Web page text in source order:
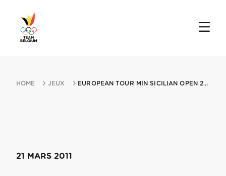
HOME JEUX EUROPEAN TOUR MIN SICILIAN OPEN 21032011 RAGUSA
21 MARS 2011